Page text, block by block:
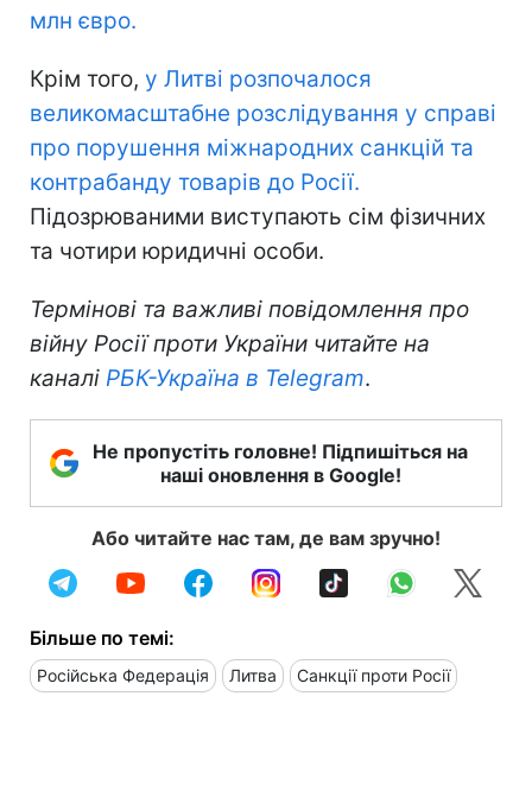
млн євро.
Крім того, у Литві розпочалося
великомасштабне розслідування у справі
про порушення міжнародних санкцій та
контрабанду товарів до Росії.
Підозрюваними виступають сім фізичних
та чотири юридичні особи.
Термінові та важливі повідомлення про
війну Росії проти України читайте на
каналі РБК-Україна в Telegram.
Не пропустіть головне! Підпишіться на
наші оновлення в Google!
Або читайте нас там, де вам зручно!
Більше по темі:
Російська Федерація Литва Санкції проти Росії